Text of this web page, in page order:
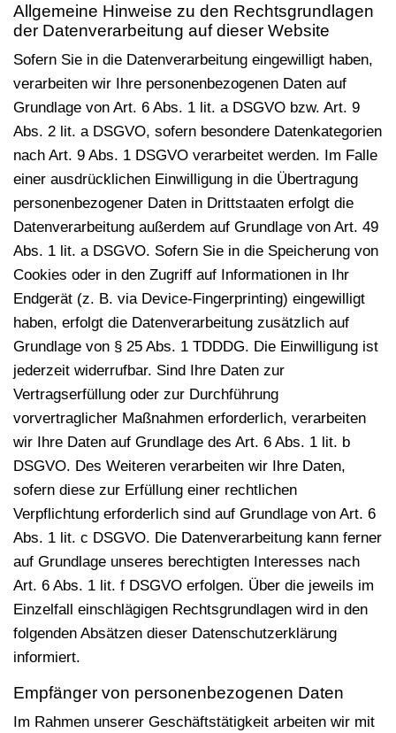
Allgemeine Hinweise zu den Rechtsgrundlagen
der Datenverarbeitung auf dieser Website
Sofern Sie in die Datenverarbeitung eingewilligt haben,
verarbeiten wir Ihre personenbezogenen Daten auf
Grundlage von Art. 6 Abs. 1 lit. a DSGVO bzw. Art. 9
Abs. 2 lit. a DSGVO, sofern besondere Datenkategorien
nach Art. 9 Abs. 1 DSGVO verarbeitet werden. Im Falle
einer ausdrücklichen Einwilligung in die Übertragung
personenbezogener Daten in Drittstaaten erfolgt die
Datenverarbeitung außerdem auf Grundlage von Art. 49
Abs. 1 lit. a DSGVO. Sofern Sie in die Speicherung von
Cookies oder in den Zugriff auf Informationen in Ihr
Endgerät (z. B. via Device-Fingerprinting) eingewilligt
haben, erfolgt die Datenverarbeitung zusätzlich auf
Grundlage von § 25 Abs. 1 TDDDG. Die Einwilligung ist
jederzeit widerrufbar. Sind Ihre Daten zur
Vertragserfüllung oder zur Durchführung
vorvertraglicher Maßnahmen erforderlich, verarbeiten
wir Ihre Daten auf Grundlage des Art. 6 Abs. 1 lit. b
DSGVO. Des Weiteren verarbeiten wir Ihre Daten,
sofern diese zur Erfüllung einer rechtlichen
Verpflichtung erforderlich sind auf Grundlage von Art. 6
Abs. 1 lit. c DSGVO. Die Datenverarbeitung kann ferner
auf Grundlage unseres berechtigten Interesses nach
Art. 6 Abs. 1 lit. f DSGVO erfolgen. Über die jeweils im
Einzelfall einschlägigen Rechtsgrundlagen wird in den
folgenden Absätzen dieser Datenschutzerklärung
informiert.
Empfänger von personenbezogenen Daten
Im Rahmen unserer Geschäftstätigkeit arbeiten wir mit